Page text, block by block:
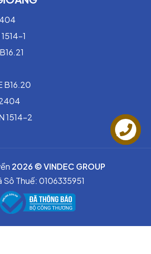
Lắp ren, lắp bích, hàn
Tay gạt, tay quay, điện, khí nén
JIS, ANSI, BS, DIN
bi Kitz
khiển
gạt
1
B16.20
1514-2
2026 © VINDEC GROUP
Sô Thuế: 0106335951
Liên hệ